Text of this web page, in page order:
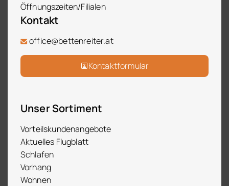
Öffnungszeiten/Filialen
Kontakt
office@bettenreiter.at
Kontaktformular
Unser Sortiment
Vorteilskundenangebote
Aktuelles Flugblatt
Schlafen
Vorhang
Wohnen